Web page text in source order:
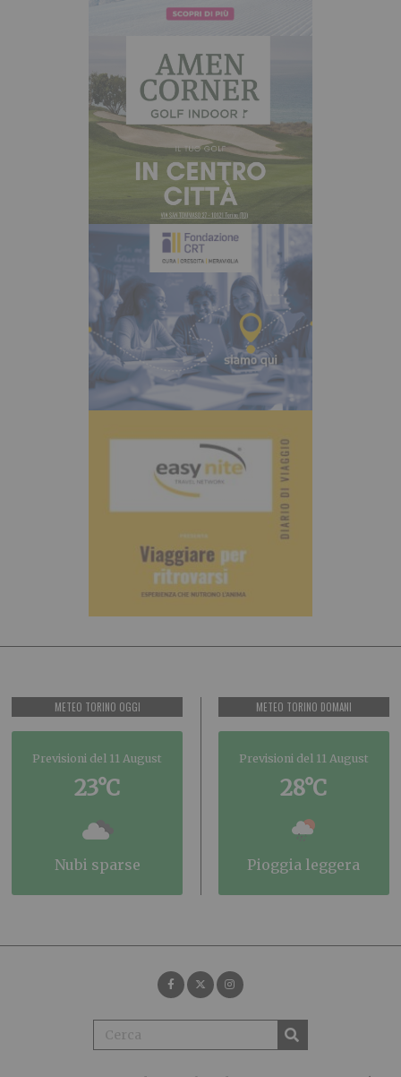
METEO TORINO OGGI
Previsioni del 11 August
23°C
nubi sparse
METEO TORINO DOMANI
Previsioni del 11 August
28°C
pioggia leggera